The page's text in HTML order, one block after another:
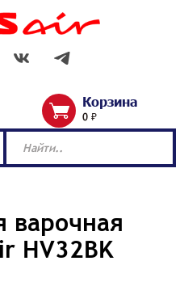
Корзина
0 ₽
варочная
HV32BK
Найти..